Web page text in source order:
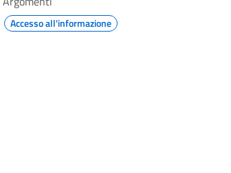
Accesso all'informazione